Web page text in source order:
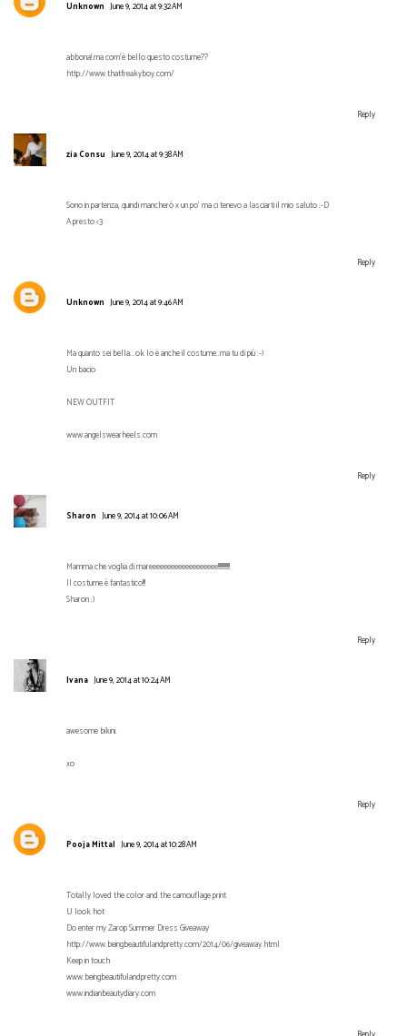
Unknown June 9, 2014 at 9:32 AM
abbona! ma com'è bello questo costume??
http://www.thatfreakyboy.com/
Reply
zia Consu June 9, 2014 at 9:38 AM
Sono in partenza, quindi mancherò x un po' ma ci tenevo a lasciarti il mio saluto :-D
A presto <3
Reply
Unknown June 9, 2014 at 9:46 AM
Ma quanto sei bella...ok lo è anche il costume..ma tu di più :-)
Un bacio
NEW OUTFIT
www.angelswearheels.com
Reply
Sharon June 9, 2014 at 10:06 AM
Mamma che voglia di mareeeeeeeeeeeeeeeeeee!!!!!!!!!!!!!
Il costume è fantastico!!!
Sharon :)
Reply
Ivana June 9, 2014 at 10:24 AM
awesome bikini.
xo
Reply
Pooja Mittal June 9, 2014 at 10:28 AM
Totally loved the color and the camouflage print
U look hot
Do enter my Zarop Summer Dress Giveaway
http://www.beingbeautifulandpretty.com/2014/06/giveaway.html
Keep in touch
www.beingbeautifulandpretty.com
www.indianbeautydiary.com